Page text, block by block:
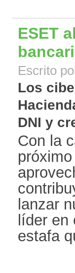
ESET
Escrito
Los
DNI y
Con la
lanzar
líder
estafa